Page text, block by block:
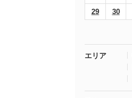
29
30
エリア